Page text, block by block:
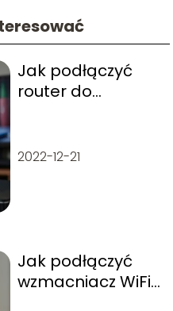
Jak podłączyć
router do
Praktyczny
2022-12-21
Jak podłączyć
wzmacniacz WiFi